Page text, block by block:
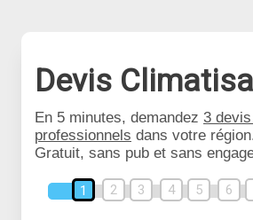
Devis
En 5 minutes, demandez 3
professionnels dans votre
Gratuit, sans pub et sans
1 2 3 4 5 6